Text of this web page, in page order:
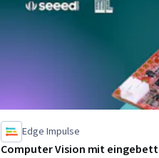
Edge Impulse
Computer Vision mit